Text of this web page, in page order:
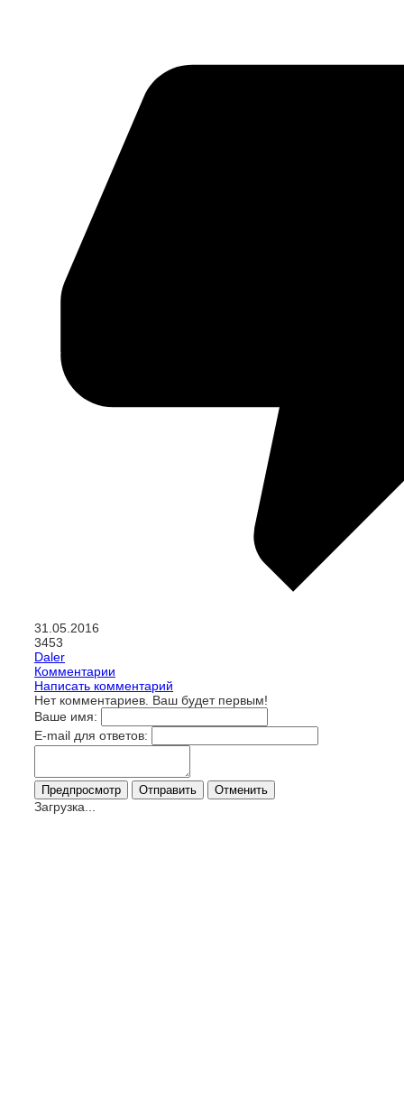
31.05.2016
3453
Daler
Комментарии
Написать комментарий
Нет комментариев. Ваш будет первым!
Ваше имя:
E-mail для ответов:
Загрузка...